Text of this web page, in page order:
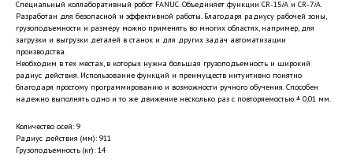
Специальный коллаборативный робот FANUC. Объединяет функции CR-15iA и CR-7iA.
Разработан для безопасной и эффективной работы. Благодаря радиусу рабочей зоны,
грузоподъемности и размеру можно применять во многих областях, например, для
загрузки и выгрузки деталей в станок и для других задач автоматизации
производства.
Необходим в тех местах, в которых нужна большая грузоподъемность и широкий
радиус действия. Использование функций и преимуществ интуитивно понятно
благодаря простому программированию и возможности ручного обучения. Способен
надежно выполнять одно и то же движение несколько раз с повторяемостью ± 0,01 мм.
Количество осей: 9
Радиус действия (мм): 911
Грузоподъемность (кг): 14